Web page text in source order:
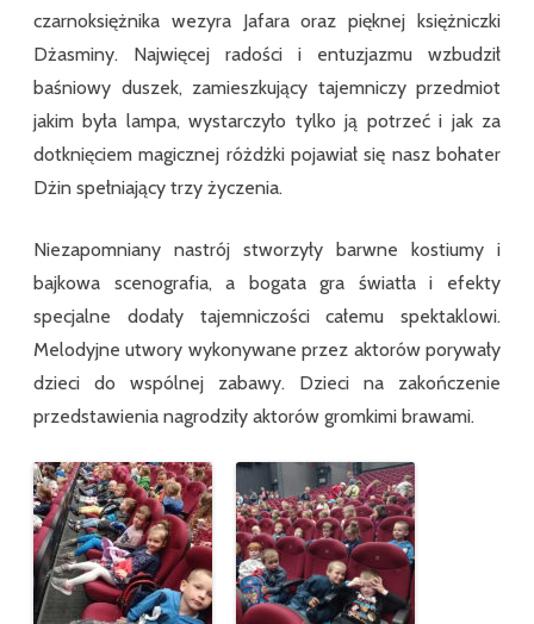
czarnoksiężnika wezyra Jafara oraz pięknej księżniczki
Dżasminy. Najwięcej radości i entuzjazmu wzbudził
baśniowy duszek, zamieszkujący tajemniczy przedmiot
jakim była lampa, wystarczyło tylko ją potrzeć i jak za
dotknięciem magicznej różdżki pojawiał się nasz bohater
Dżin spełniający trzy życzenia.
Niezapomniany nastrój stworzyły barwne kostiumy i
bajkowa scenografia, a bogata gra światła i efekty
specjalne dodały tajemniczości całemu spektaklowi.
Melodyjne utwory wykonywane przez aktorów porywały
dzieci do wspólnej zabawy. Dzieci na zakończenie
przedstawienia nagrodziły aktorów gromkimi brawami.